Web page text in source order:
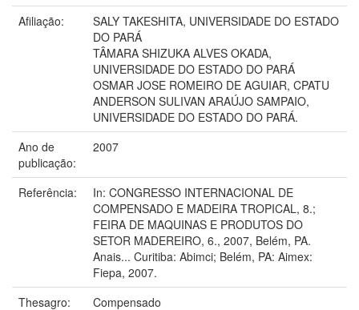
Afiliação:
SALY TAKESHITA, UNIVERSIDADE DO ESTADO
DO PARÁ
TÂMARA SHIZUKA ALVES OKADA,
UNIVERSIDADE DO ESTADO DO PARÁ
OSMAR JOSE ROMEIRO DE AGUIAR, CPATU
ANDERSON SULIVAN ARAÚJO SAMPAIO,
UNIVERSIDADE DO ESTADO DO PARÁ.
Ano de
publicação:
2007
Referência:
In: CONGRESSO INTERNACIONAL DE
COMPENSADO E MADEIRA TROPICAL, 8.;
FEIRA DE MAQUINAS E PRODUTOS DO
SETOR MADEREIRO, 6., 2007, Belém, PA.
Anais... Curitiba: Abimci; Belém, PA: Aimex:
Fiepa, 2007.
Thesagro:
Compensado